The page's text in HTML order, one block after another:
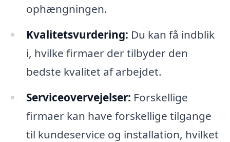
ophængningen.
Kvalitetsvurdering: Du kan få indblik
i, hvilke firmaer der tilbyder den
bedste kvalitet af arbejdet.
Serviceovervejelser: Forskellige
firmaer kan have forskellige tilgange
til kundeservice og installation, hvilket